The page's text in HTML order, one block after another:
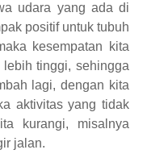
udara yang ada di
positif untuk tubuh
kesempatan kita
tinggi, sehingga
lagi, dengan kita
aktivitas yang tidak
kurangi, misalnya
jalan.